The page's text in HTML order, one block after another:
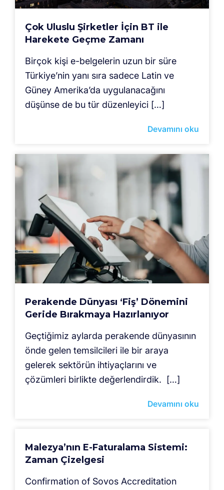
Çok Uluslu Şirketler İçin BT ile
Harekete Geçme Zamanı
Birçok kişi e-belgelerin uzun bir süre
Türkiye’nin yanı sıra sadece Latin ve
Güney Amerika’da uygulanacağını
düşünse de bu tür düzenleyici […]
Devamını oku
Perakende Dünyası ‘Fiş’ Dönemini
Geride Bırakmaya Hazırlanıyor
Geçtiğimiz aylarda perakende dünyasının
önde gelen temsilcileri ile bir araya
gelerek sektörün ihtiyaçlarını ve
çözümleri birlikte değerlendirdik. […]
Devamını oku
Malezya’nın E-Faturalama Sistemi:
Zaman Çizelgesi
Confirmation of Sovos Accreditation